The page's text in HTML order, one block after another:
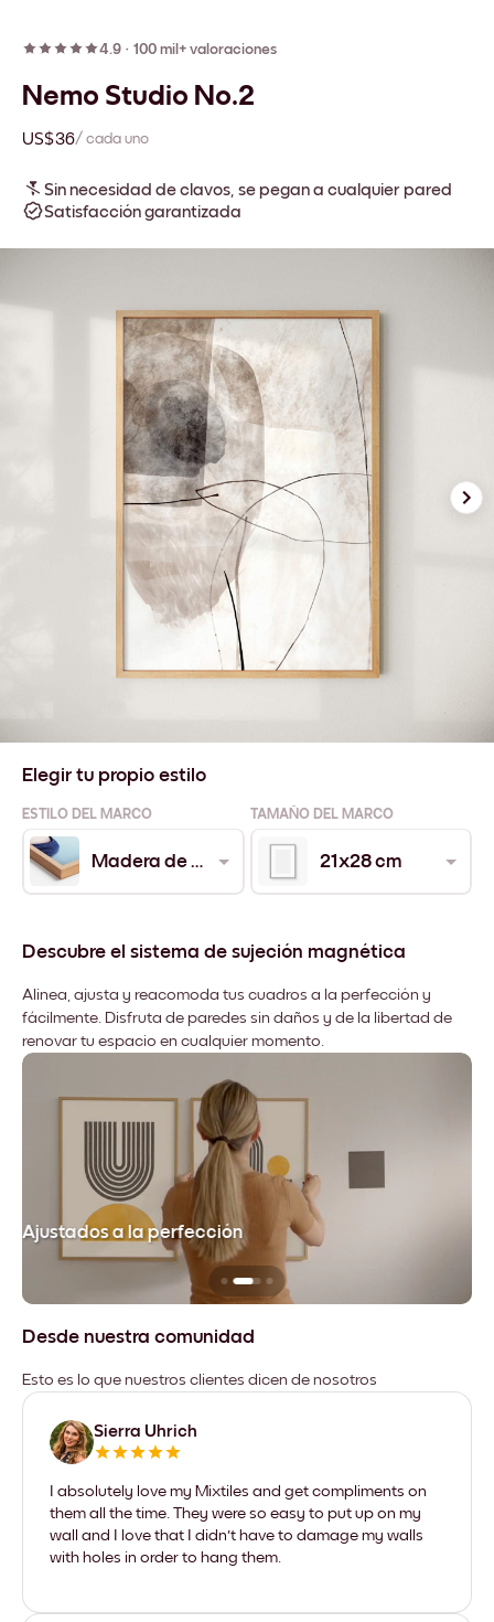
4.9 · 100 mil+ valoraciones
Nemo Studio No.2
US$36/ cada uno
Sin necesidad de clavos, se pegan a cualquier pared
Satisfacción garantizada
Elegir tu propio estilo
ESTILO DEL MARCO TAMAÑO DEL MARCO
Madera de Roble 21x28 cm
Descubre el sistema de sujeción magnética
Alinea, ajusta y reacomoda tus cuadros a la perfección y
fácilmente. Disfruta de paredes sin daños y de la libertad de
renovar tu espacio en cualquier momento.
Ajustados a la perfección
Desde nuestra comunidad
Esto es lo que nuestros clientes dicen de nosotros
Sierra Uhrich
I absolutely love my Mixtiles and get compliments on
them all the time. They were so easy to put up on my
wall and I love that I didn't have to damage my walls
with holes in order to hang them.